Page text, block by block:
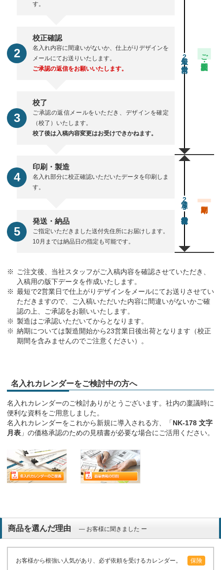
す。
校正確認
名入れ内容に間違いがないか、仕上がりデザインを
メールにてお送りいたします。
ご承認の返信をお願いいたします。
校了
ご承認の返信メールをいただき、デザインを確定
（校了）いたします。
校了後は入稿内容変更はお受けできかねます。
2 ご注文・校正期間
印刷・製造
名入れ部分に校正確認いただいたデータを印刷しま
す。
発送・納品
ご指定いただきました送付先住所にお届けします。
10月までは納品日の指定も可能です。
通常23営業日後出荷
ご注文後、当社スタッフがご入稿内容を確認させていただき、
入稿用の版下データを作成いたします。
最短で2営業日で仕上がりデザインをメールにてお送りさせてい
ただきますので、ご入稿いただいた内容に間違いがないかご確
認の上、ご承認をお願いいたします。
製造はご承認いただいてからとなります。
納期については製造開始から23営業日後出荷となります（校正
期間を含みませんのでご注意ください）。
名入れカレンダーをご検討中の方へ
名入れカレンダーのご検討ありがとうございます。社内の稟議時に
便利な資料をご用意しました。
名入れカレンダーをこれから新規に導入される方、「NK-178 文字
月表 」の価格承認のための見積書が必要な場合にご活用ください。
商品を選んだ理由 ― お客様に聞きました ー
お客様から根強い人気があり、必ず依頼を受けるカレンダー。 保険